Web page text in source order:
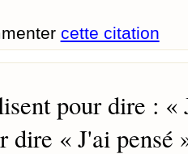
cette citation
pour dire : «
dire « J'ai pensé